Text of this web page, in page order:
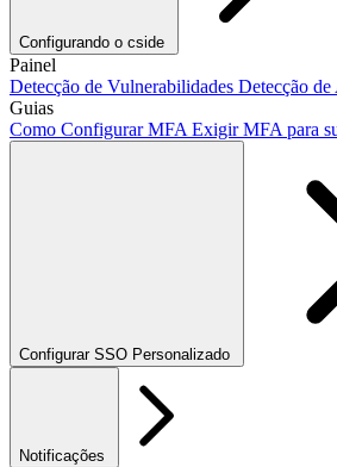
Configurando o cside
Adicionando nosso script
Painel
Detecção de Vulnerabilidades Detecção de
Guias
Como Configurar MFA Exigir MFA para
Configurar SSO Personalizado
Okta SSO Duo SSO
Notificações